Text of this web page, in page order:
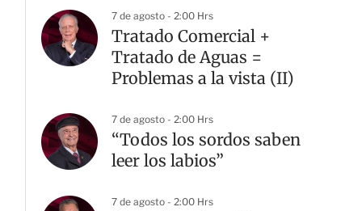
7 de agosto - 2:00 Hrs
Tratado Comercial +
Tratado de Aguas =
Problemas a la vista (II)
7 de agosto - 2:00 Hrs
“Todos los sordos saben
leer los labios”
7 de agosto - 2:00 Hrs